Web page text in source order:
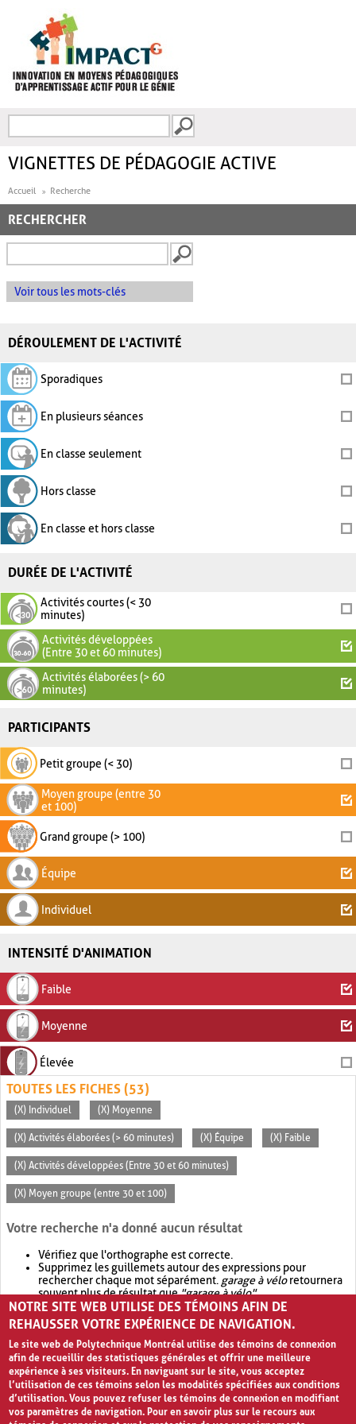
FORMULAIRE DE
VIGNETTES DE PÉDAGOGIE ACTIVE
Accueil Recherche
RECHERCHER
Voir tous les mots-clés
DÉROULEMENT DE L'ACTIVITÉ
Sporadiques
En plusieurs séances
En classe seulement
Hors classe
En classe et hors classe
DURÉE DE L'ACTIVITÉ
Activités courtes (< 30
minutes)
Activités développées
(Entre 30 et 60 minutes)
Activités élaborées (> 60
minutes)
PARTICIPANTS
Petit groupe (< 30)
Moyen groupe (entre 30
et 100)
Grand groupe (> 100)
Équipe
Individuel
INTENSITÉ D'ANIMATION
Faible
Moyenne
Élevée
TOUTES LES FICHES (53)
(X) Individuel (X) Moyenne
(X) Activités élaborées (> 60 minutes) (X) Équipe (X) Faible
(X) Activités développées (Entre 30 et 60 minutes)
(X) Moyen groupe (entre 30 et 100)
Votre recherche n'a donné aucun résultat
Vérifiez que l'orthographe est correcte.
Supprimez les guillemets autour des expressions pour
rechercher chaque mot séparément. garage à véloretournera
souvent plus de résultat que"garage à vélo".
Envisagez d'élargir votre recherche avec OR.garage OR vélo
retournera souvent plus de résultat quegarage à vélo
NOTRE SITE WEB UTILISE DES TÉMOINS AFIN DE
REHAUSSER VOTRE EXPÉRIENCE DE NAVIGATION.
Le site web de Polytechnique Montréal utilise des témoins de connexion
afin de recueillir des statistiques générales et offrir une meilleure
expérience à ses visiteurs. En naviguant sur le site, vous acceptez
l’utilisation de ces témoins selon les modalités spécifiées aux conditions
d’utilisation. Vous pouvez refuser les témoins de connexion en modifiant
vos paramètres de navigation. Pour en savoir plus sur le recours aux